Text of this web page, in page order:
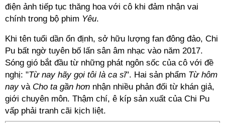
điện ảnh tiếp tục thăng hoa với cô khi đảm nhận vai
chính trong bộ phim Yêu.
Khi tên tuổi dần ổn định, sở hữu lượng fan đông đảo, Chi
Pu bất ngờ tuyên bố lấn sân âm nhạc vào năm 2017.
Sóng gió bắt đầu từ những phát ngôn sốc của cô với đề
nghị: "Từ nay hãy gọi tôi là ca sĩ". Hai sản phẩm Từ hôm
nayvà Cho ta gần hơn nhận nhiều phản đối từ khán giả,
giới chuyên môn. Thậm chí, ê kíp sản xuất của Chi Pu
vấp phải tranh cãi kịch liệt.